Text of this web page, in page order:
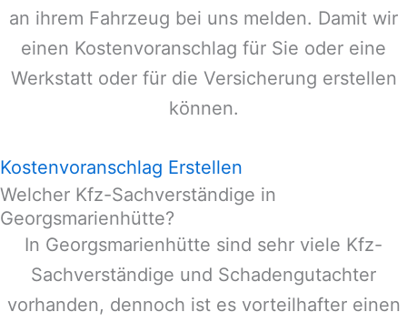
an ihrem Fahrzeug bei uns melden. Damit wir
einen Kostenvoranschlag für Sie oder eine
Werkstatt oder für die Versicherung erstellen
können.
Kostenvoranschlag Erstellen
Welcher Kfz-Sachverständige in
Georgsmarienhütte?
In Georgsmarienhütte sind sehr viele Kfz-
Sachverständige und Schadengutachter
vorhanden, dennoch ist es vorteilhafter einen